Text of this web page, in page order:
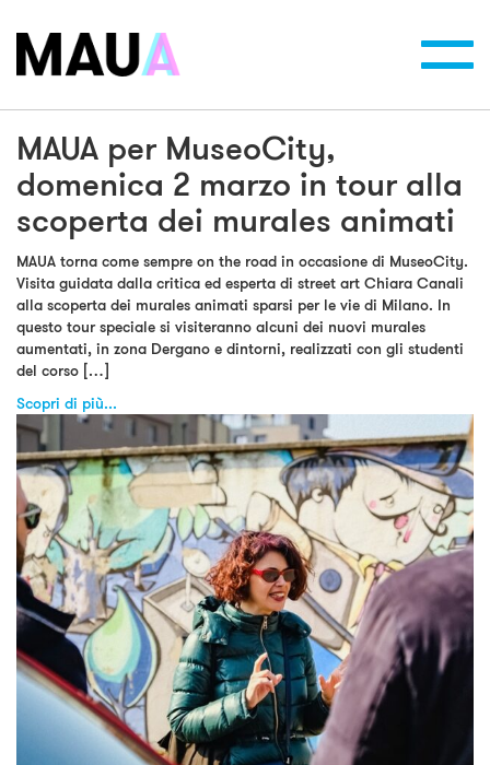
Toggle
MAUA per MuseoCity,
domenica 2 marzo in tour alla
scoperta dei murales animati
MAUA torna come sempre on the road in occasione di MuseoCity.
Visita guidata dalla critica ed esperta di street art Chiara Canali
alla scoperta dei murales animati sparsi per le vie di Milano. In
questo tour speciale si visiteranno alcuni dei nuovi murales
aumentati, in zona Dergano e dintorni, realizzati con gli studenti
del corso […]
Scopri di più...